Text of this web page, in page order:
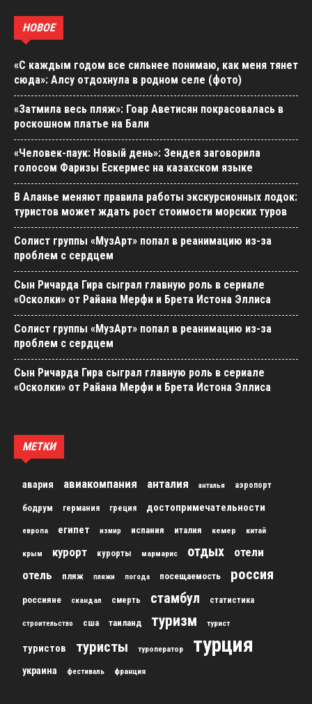
НОВОЕ
«С каждым годом все сильнее понимаю, как меня тянет
сюда»: Алсу отдохнула в родном селе (фото)
«Затмила весь пляж»: Гоар Аветисян покрасовалась в
роскошном платье на Бали
«Человек-паук: Новый день»: Зендея заговорила
голосом Фаризы Ескермес на казахском языке
В Аланье меняют правила работы экскурсионных лодок:
туристов может ждать рост стоимости морских туров
Солист группы «МузАрт» попал в реанимацию из-за
проблем с сердцем
Сын Ричарда Гира сыграл главную роль в сериале
«Осколки» от Райана Мерфи и Брета Истона Эллиса
Солист группы «МузАрт» попал в реанимацию из-за
проблем с сердцем
Сын Ричарда Гира сыграл главную роль в сериале
«Осколки» от Райана Мерфи и Брета Истона Эллиса
МЕТКИ
авария авиакомпания анталия анталья аэропорт
бодрум германия греция достопримечательности
европа египет измир испания италия кемер китай
крым курорт курорты мармарис отдых
отели
отель
пляж пляжи погода посещаемость россия
россияне скандал смерть стамбул статистика
строительство сша таиланд туризм турист
туристов туристы туроператор турция
украина фестиваль франция